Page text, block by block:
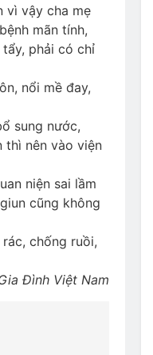
vì vậy cha mẹ
mãn tính,
phải có chỉ
nổi mề đay,
sung nước,
thì nên vào viện
niện sai lầm
cũng không
chống ruồi,
Đình Việt Nam